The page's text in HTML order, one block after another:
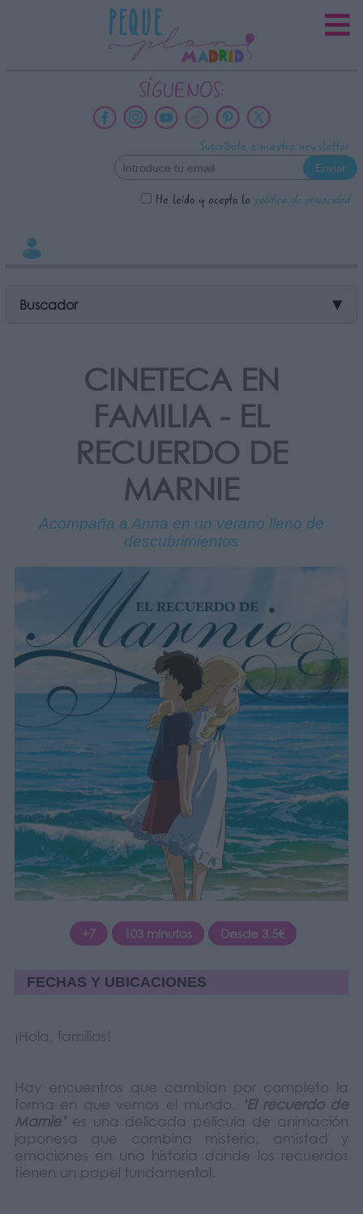
SÍGUENOS:
Suscríbete a nuestra newsletter
He leído y acepto la política de privacidad
Buscador ▼
CINETECA EN
FAMILIA - EL
RECUERDO DE
MARNIE
Acompaña a Anna en un verano lleno de
descubrimientos
+7 103 minutos Desde 3,5€
FECHAS Y UBICACIONES
¡Hola, familias!
Hay encuentros que cambian por completo la
forma en que vemos el mundo.
‘El recuerdo de
Marnie’es una delicada película de animación
japonesa que combina misterio, amistad y
emociones en una historia donde los recuerdos
tienen un papel fundamental.
INFORMACION SOBRE LA
PROTECCIÓN DE TUS DATOS
Datos tratados:
Información adicional